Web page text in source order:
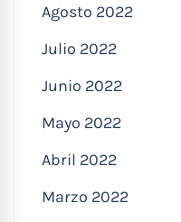
Agosto 2022
Julio 2022
Junio 2022
Mayo 2022
Abril 2022
Marzo 2022